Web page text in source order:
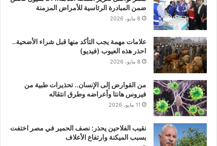
ضمن المبادرة الرئاسية للأمراض المزمنة
8 مايو، 2026
علامات مهمة يجب التأكد منها قبل شراء الأضحية..
احذر هذه العيوب (فيديو)
8 مايو، 2026
من القوارض إلى الإنسان.. تحذيرات طبية من
فيروس هانتا وأعراضه وطرق انتقاله
11 مايو، 2026
نقيب الفلاحين يحذر: نصف الحمير في مصر اختفت
بسبب الميكنة وارتفاع الأعلاف